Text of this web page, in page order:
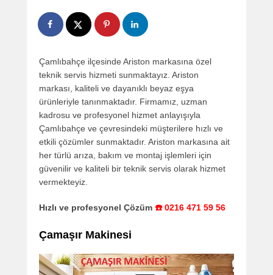
Çamlıbahçe ilçesinde Ariston markasına özel
teknik servis hizmeti sunmaktayız. Ariston
markası, kaliteli ve dayanıklı beyaz eşya
ürünleriyle tanınmaktadır. Firmamız, uzman
kadrosu ve profesyonel hizmet anlayışıyla
Çamlıbahçe ve çevresindeki müşterilere hızlı ve
etkili çözümler sunmaktadır. Ariston markasına ait
her türlü arıza, bakım ve montaj işlemleri için
güvenilir ve kaliteli bir teknik servis olarak hizmet
vermekteyiz.
Hızlı ve profesyonel Çözüm ☎️ 0216 471 59 56
Çamaşır Makinesi